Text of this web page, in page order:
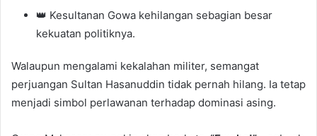
👑 Kesultanan Gowa kehilangan sebagian besar
kekuatan politiknya.
Walaupun mengalami kekalahan militer, semangat
perjuangan Sultan Hasanuddin tidak pernah hilang. Ia tetap
menjadi simbol perlawanan terhadap dominasi asing.